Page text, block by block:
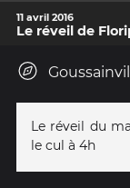
11 avril 2016
Le réveil de
Le réveil du
le cul à 4h